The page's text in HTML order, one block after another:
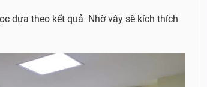
dựa theo kết quả. Nhờ vậy sẽ kích thích